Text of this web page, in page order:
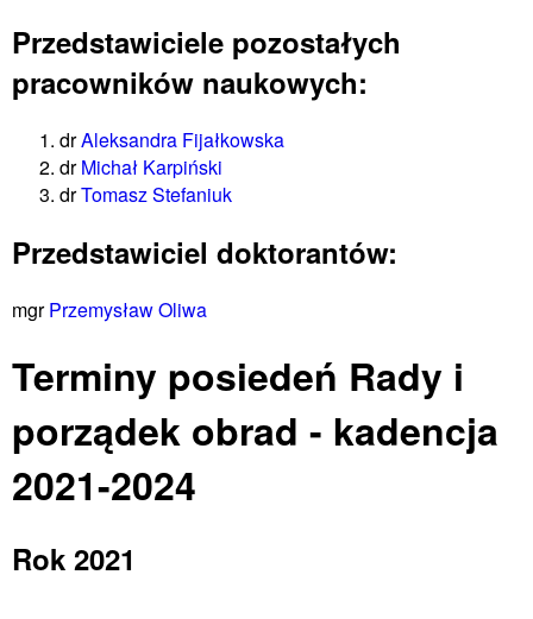
Przedstawiciele pozostałych
pracowników naukowych:
drAleksandra Fijałkowska
drMichał Karpiński
drTomasz Stefaniuk
Przedstawiciel doktorantów:
mgrPrzemysław Oliwa
Terminy posiedeń Rady i
porządek obrad - kadencja
2021-2024
Rok 2021